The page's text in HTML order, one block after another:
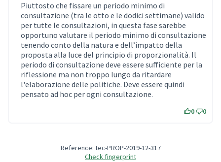
Piuttosto che fissare un periodo minimo di
consultazione (tra le otto e le dodici settimane) valido
per tutte le consultazioni, in questa fase sarebbe
opportuno valutare il periodo minimo di consultazione
tenendo conto della natura e dell’impatto della
proposta alla luce del principio di proporzionalità. Il
periodo di consultazione deve essere sufficiente per la
riflessione ma non troppo lungo da ritardare
l'elaborazione delle politiche. Deve essere quindi
pensato ad hoc per ogni consultazione.
0 0
Reference: tec-PROP-2019-12-317
Check fingerprint